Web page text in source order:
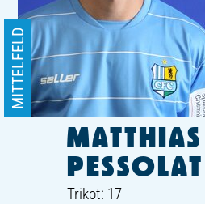
MATTHIAS
PESSOLAT
MITTELFELD
Trikot: 17